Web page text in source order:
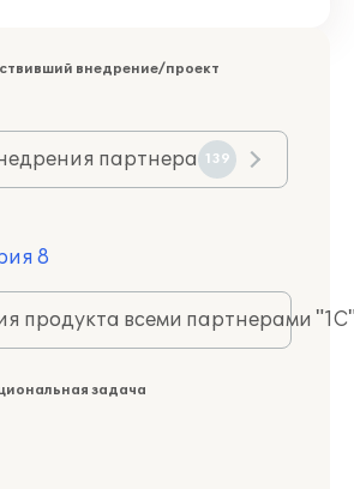
внедрение/проект
партнера 139
8
продукта всеми партнерами
задача